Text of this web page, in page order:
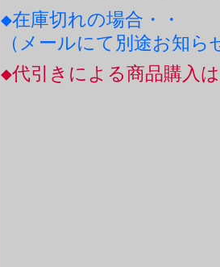
◆在庫切れの場合・・
（メールにて別途お知
◆代引きによる商品購入